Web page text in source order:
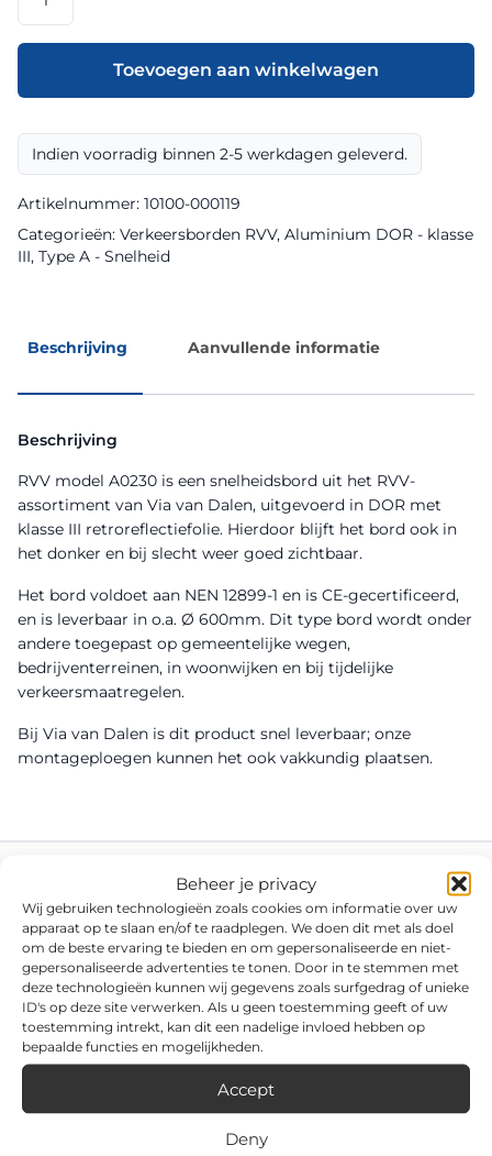
Beheer je privacy
Wij gebruiken technologieën zoals cookies om informatie over uw
apparaat op te slaan en/of te raadplegen. We doen dit met als doel
om de beste ervaring te bieden en om gepersonaliseerde en niet-
gepersonaliseerde advertenties te tonen. Door in te stemmen met
deze technologieën kunnen wij gegevens zoals surfgedrag of unieke
ID's op deze site verwerken. Als u geen toestemming geeft of uw
toestemming intrekt, kan dit een nadelige invloed hebben op
bepaalde functies en mogelijkheden.
Accept
Deny
model
A0230
III
aantal
Toevoegen aan winkelwagen
Indien voorradig binnen 2-5 werkdagen geleverd.
Artikelnummer: 10100-000119
Categorieën: Verkeersborden RVV, Aluminium DOR - klasse
III, Type A - Snelheid
Beschrijving Aanvullende informatie
Beschrijving
RVV model A0230 is een snelheidsbord uit het RVV-
assortiment van Via van Dalen, uitgevoerd in DOR met
klasse III retroreflectiefolie. Hierdoor blijft het bord ook in
het donker en bij slecht weer goed zichtbaar.
Het bord voldoet aan NEN 12899-1 en is CE-gecertificeerd,
en is leverbaar in o.a. Ø 600mm. Dit type bord wordt onder
andere toegepast op gemeentelijke wegen,
bedrijventerreinen, in woonwijken en bij tijdelijke
verkeersmaatregelen.
Bij Via van Dalen is dit product snel leverbaar; onze
montageploegen kunnen het ook vakkundig plaatsen.